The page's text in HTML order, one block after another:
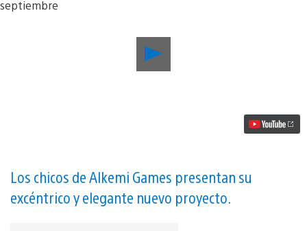
el
joystick
y
el
unir
Los chicos de Alkemi Games presentan su
excéntrico y elegante nuevo proyecto.